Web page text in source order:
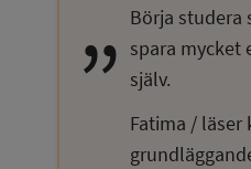
Börja studera
spara mycket
själv.
Fatima / läser